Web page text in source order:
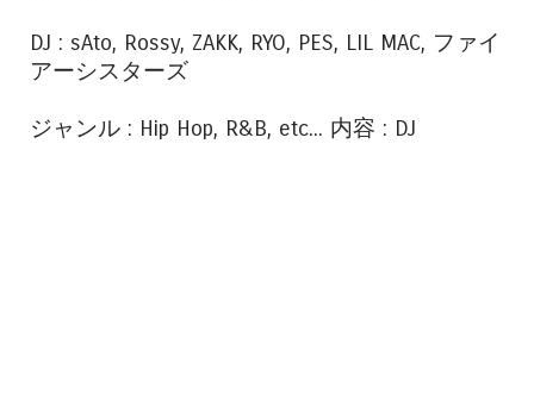
DJ : sAto, Rossy, ZAKK, RYO, PES, LIL MAC, ファイ
アーシスターズ
ジャンル : Hip Hop, R&B, etc... 内容 : DJ